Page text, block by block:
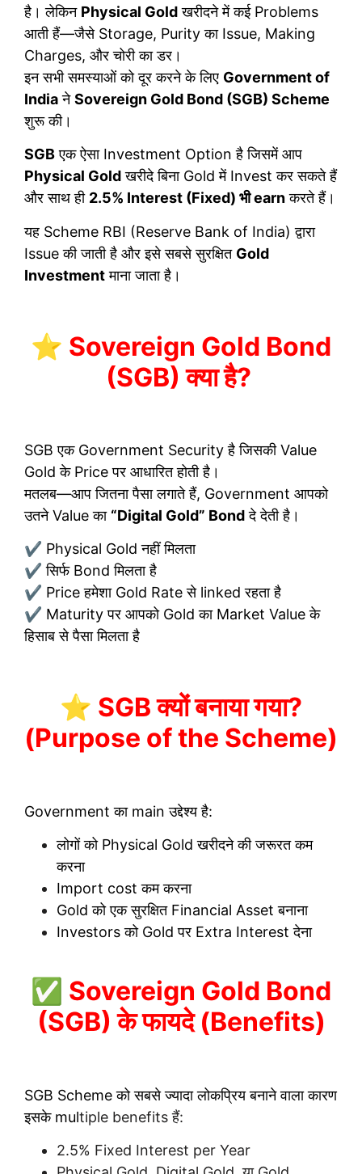
है। लेकिन Physical Goldखरीदने में कई Problems
आती हैं—जैसे Storage, Purity का Issue, Making
Charges, और चोरी का डर।
इन सभी समस्याओं को दूर करने के लिए Government of
IndiaनेSovereign Gold Bond (SGB) Scheme
शुरू की।
SGBएक ऐसा Investment Option है जिसमें आप
Physical Goldखरीदे बिना Gold में Invest कर सकते हैं
और साथ ही 2.5% Interest (Fixed) भी earnकरते हैं।
यह Scheme RBI (Reserve Bank of India) द्वारा
Issue की जाती है और इसे सबसे सुरक्षित Gold
Investmentमाना जाता है।
⭐ Sovereign Gold Bond
(SGB) क्या है?
SGB एक Government Security है जिसकी Value
Gold के Price पर आधारित होती है।
मतलब—आप जितना पैसा लगाते हैं, Government आपको
उतने Value का “Digital Gold” Bondदे देती है।
✔ Physical Gold नहीं मिलता
✔ सिर्फ Bond मिलता है
✔ Price हमेशा Gold Rate से linked रहता है
✔ Maturity पर आपको Gold का Market Value के
हिसाब से पैसा मिलता है
⭐ SGB क्यों बनाया गया?
(Purpose of the Scheme)
Government का main उद्देश्य है:
लोगों को Physical Gold खरीदने की जरूरत कम
करना
Import cost कम करना
Gold को एक सुरक्षित Financial Asset बनाना
Investors को Gold पर Extra Interest देना
✅ Sovereign Gold Bond
(SGB) के फायदे (Benefits)
SGB Scheme को सबसे ज्यादा लोकप्रिय बनाने वाला कारण
इसके multiple benefits हैं:
2.5% Fixed Interest per Year